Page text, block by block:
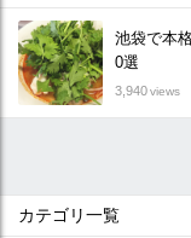
池袋で本
0選
3,940views
カテゴリ一覧